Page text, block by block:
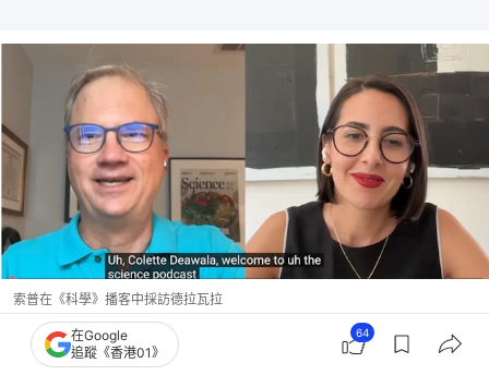
索普在《科學》播客中採訪德拉瓦拉
7月21日，白宮科學與技術政策辦公室（OSTP）發布
在Google
追蹤《香港01》
64